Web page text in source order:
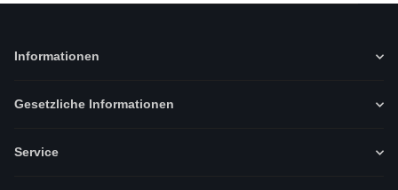
Informationen
Gesetzliche Informationen
Service